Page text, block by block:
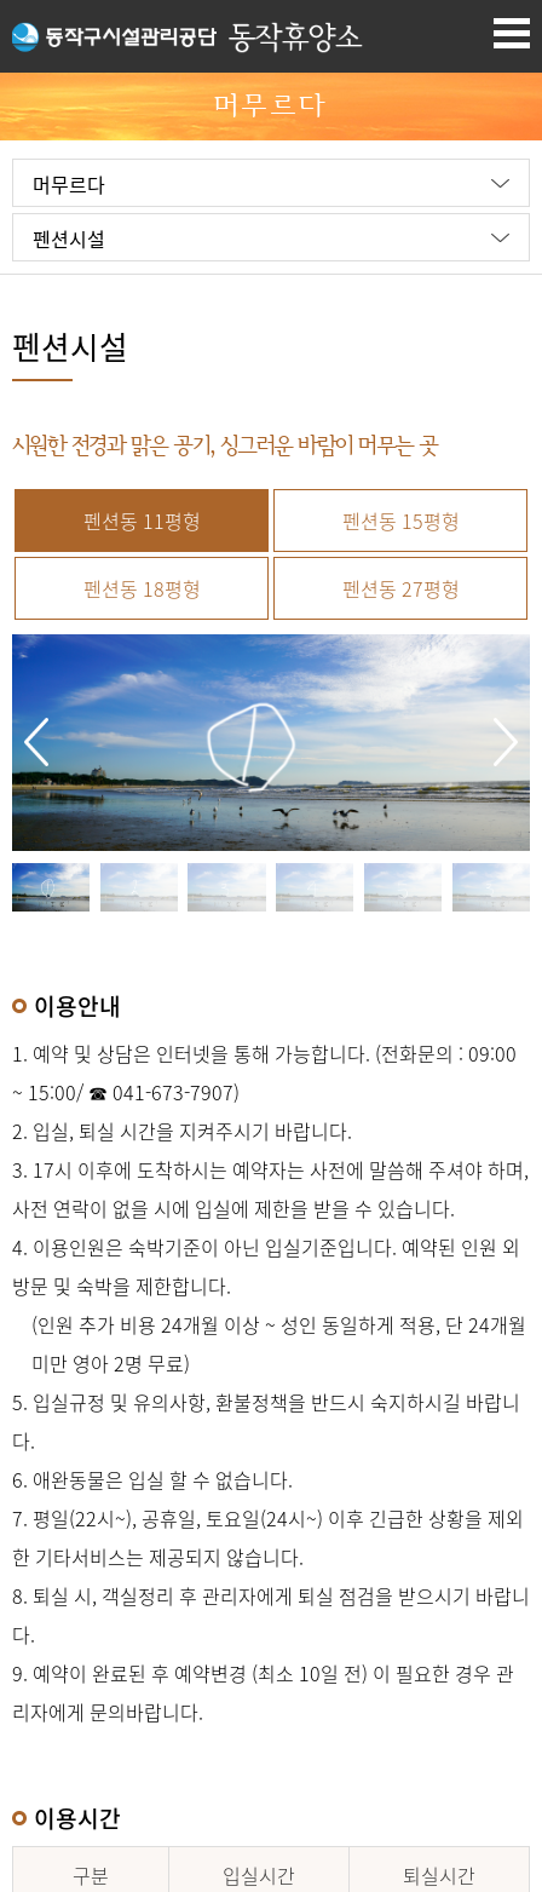
머무르다
머무르다
펜션시설
펜션시설
시원한 전경과 맑은 공기, 싱그러운 바람이 머무는 곳
펜션동 11평형 펜션동 15평형
펜션동 18평형 펜션동 27평형
이용안내
1. 예약 및 상담은 인터넷을 통해 가능합니다. (전화문의 : 09:00
~ 15:00/ ☎ 041-673-7907)
2. 입실, 퇴실 시간을 지켜주시기 바랍니다.
3. 17시 이후에 도착하시는 예약자는 사전에 말씀해 주셔야 하며,
사전 연락이 없을 시에 입실에 제한을 받을 수 있습니다.
4. 이용인원은 숙박기준이 아닌 입실기준입니다. 예약된 인원 외
방문 및 숙박을 제한합니다.
(인원 추가 비용 24개월 이상 ~ 성인 동일하게 적용, 단 24개월
미만 영아 2명 무료)
5. 입실규정 및 유의사항, 환불정책을 반드시 숙지하시길 바랍니
다.
6. 애완동물은 입실 할 수 없습니다.
7. 평일(22시~), 공휴일, 토요일(24시~) 이후 긴급한 상황을 제외
한 기타서비스는 제공되지 않습니다.
8. 퇴실 시, 객실정리 후 관리자에게 퇴실 점검을 받으시기 바랍니
다.
9. 예약이 완료된 후 예약변경 (최소 10일 전) 이 필요한 경우 관
리자에게 문의바랍니다.
이용시간
구분 입실시간
퇴실시간